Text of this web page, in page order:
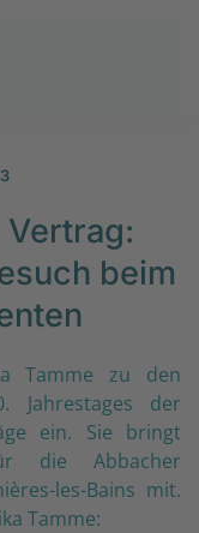
beim
Tamme zu den
Jahrestages der
ein. Sie bringt
die Abbacher
les-Bains mit.
Tamme: